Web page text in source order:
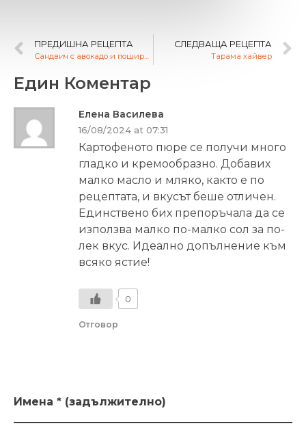
ПРЕДИШНА РЕЦЕПТА
Сандвич с авокадо и поширано яйце
СЛЕДВАЩА РЕЦЕПТА
Тарама хайвер
Един Коментар
Елена Василева
16/08/2024 at 07:31
Картофеното пюре се получи много
гладко и кремообразно. Добавих
малко масло и мляко, както е по
рецептата, и вкусът беше отличен.
Единствено бих препоръчала да се
използва малко по-малко сол за по-
лек вкус. Идеално допълнение към
всяко ястие!
0
Отговор
Имена * (задължително)